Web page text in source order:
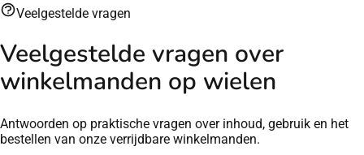
Veelgestelde vragen
Veelgestelde vragen over
winkelmanden op wielen
Antwoorden op praktische vragen over inhoud, gebruik en het
bestellen van onze verrijdbare winkelmanden.